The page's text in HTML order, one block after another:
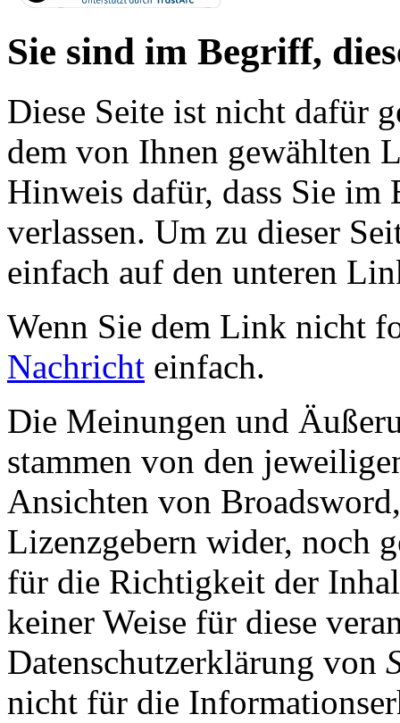
Sie sind im Begriff,
Diese Seite ist nicht dafür
dem von Ihnen gewählten
Hinweis dafür, dass Sie im
verlassen. Um zu dieser
einfach auf den unteren
Wenn Sie dem Link nicht
Nachricht einfach.
Die Meinungen und
stammen von den
Ansichten von
Lizenzgebern wider, noch
für die Richtigkeit der
keiner Weise für diese
Datenschutzerklärung von
nicht für die